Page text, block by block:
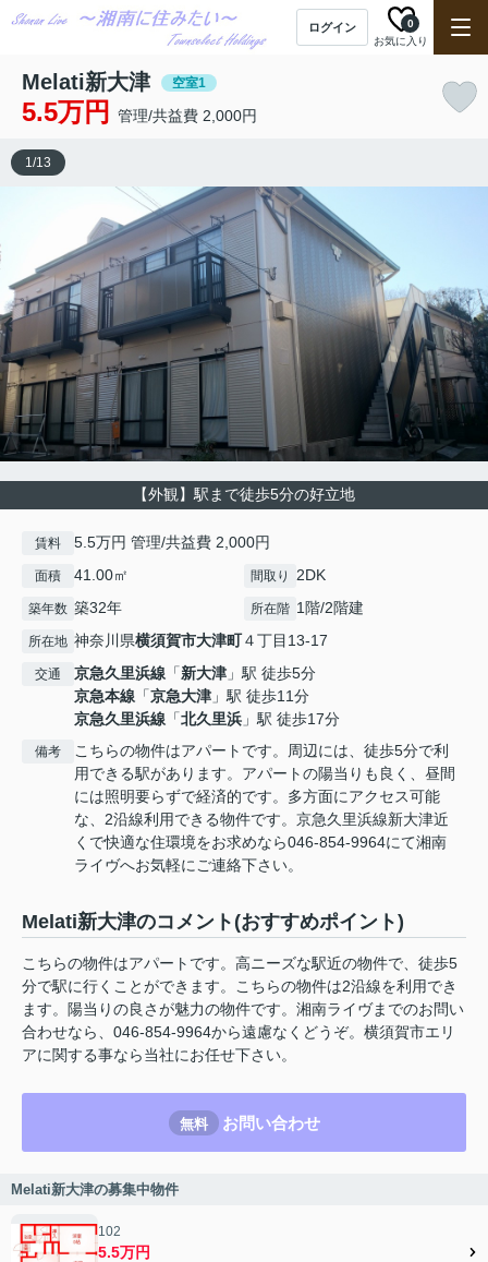
ログイン
お気に入り
0
Melati新大津 空室1
5.5万円 管理/共益費 2,000円
【外観】駅まで徒歩5分の好立地
1/13
賃料 5.5万円 管理/共益費 2,000円
面積 41.00㎡ 間取り 2DK
築年数 築32年 所在階 1階/2階建
所在地 神奈川県横須賀市大津町４丁目13-17
交通 京急久里浜線 「新大津 」駅 徒歩5分
京急本線 「京急大津 」駅 徒歩11分
京急久里浜線 「北久里浜 」駅 徒歩17分
備考
こちらの物件はアパートです。周辺には、徒歩5分で利
用できる駅があります。アパートの陽当りも良く、昼間
には照明要らずで経済的です。多方面にアクセス可能
な、2沿線利用できる物件です。京急久里浜線新大津近
くで快適な住環境をお求めなら046-854-9964にて湘南
ライヴへお気軽にご連絡下さい。
Melati新大津のコメント(おすすめポイント)
こちらの物件はアパートです。高ニーズな駅近の物件で、徒歩5
分で駅に行くことができます。こちらの物件は2沿線を利用でき
ます。陽当りの良さが魅力の物件です。湘南ライヴまでのお問い
合わせなら、046-854-9964から遠慮なくどうぞ。横須賀市エリ
アに関する事なら当社にお任せ下さい。
無料 お問い合わせ
Melati新大津の募集中物件
102
5.5万円